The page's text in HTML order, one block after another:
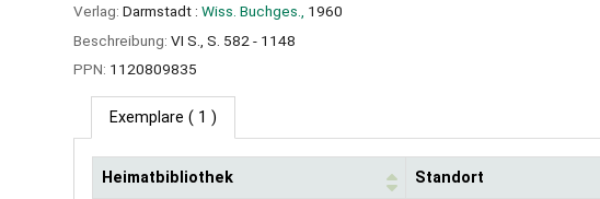
Verlag: Darmstadt : Wiss. Buchges.,
1960
Beschreibung: VI S., S. 582 - 1148
PPN: 1120809835
Exemplare ( 1 )
Heimatbibliothek Standort